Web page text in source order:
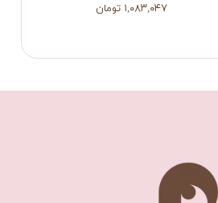
۱,۰۸۳,۰۴۷ تومان